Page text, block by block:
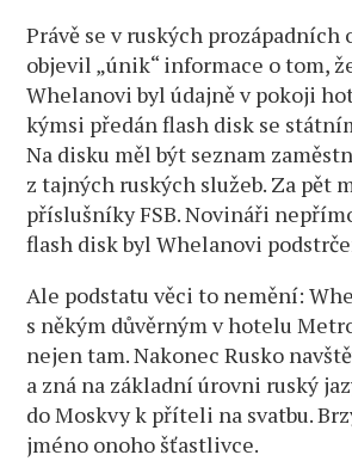
Právě se v ruských
objevil „únik“ informace o tom,
Whelanovi byl údajně v pokoji
kýmsi předán flash disk se
Na disku měl být seznam
z tajných ruských služeb. Za pět
příslušníky FSB. Novináři
flash disk byl Whelanovi
Ale podstatu věci to nemění:
s někým důvěrným v hotelu
nejen tam. Nakonec Rusko
a zná na základní úrovni ruský
do Moskvy k příteli na svatbu.
jméno onoho šťastlivce.